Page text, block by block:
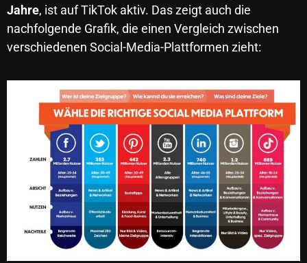
Jahre, ist auf TikTok aktiv. Das zeigt auch die
nachfolgende Grafik, die einen Vergleich zwischen
verschiedenen Social-Media-Plattformen zieht: